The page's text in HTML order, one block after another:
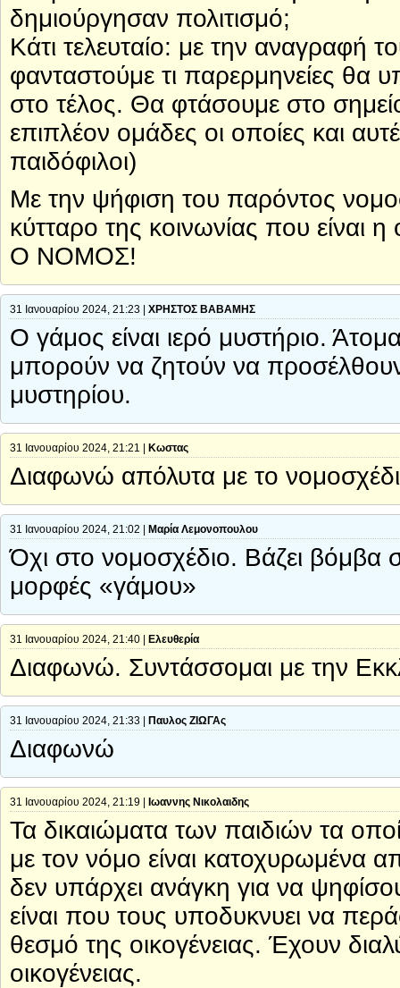
δημιούργησαν πολιτισμό;
Κάτι τελευταίο: με την
φανταστούμε τι παρερμηνείες
στο τέλος. Θα φτάσουμε στο
επιπλέον ομάδες οι οποίες και
παιδόφιλοι)
Με την ψήφιση του παρόντος
κύτταρο της κοινωνίας που
Ο ΝΟΜΟΣ!
31 Ιανουαρίου 2024, 21:23 | ΧΡΗΣΤΟΣ ΒΑΒΑΜΗΣ
Ο γάμος είναι ιερό μυστήριο.
μπορούν να ζητούν να
μυστηρίου.
31 Ιανουαρίου 2024, 21:21 | Κωστας
Διαφωνώ απόλυτα με το
31 Ιανουαρίου 2024, 21:02 | Μαρία Λεμονοπουλου
Όχι στο νομοσχέδιο. Βάζει βόμβα
μορφές «γάμου»
31 Ιανουαρίου 2024, 21:40 | Ελευθερία
Διαφωνώ. Συντάσσομαι με την
31 Ιανουαρίου 2024, 21:33 | Παυλος ΖΙΩΓΑς
Διαφωνώ
31 Ιανουαρίου 2024, 21:19 | Ιωαννης Νικολαιδης
Τα δικαιώματα των παιδιών τα
με τον νόμο είναι
δεν υπάρχει ανάγκη για να
είναι που τους υποδυκνυει να
θεσμό της οικογένειας. Έχουν
οικογένειας.